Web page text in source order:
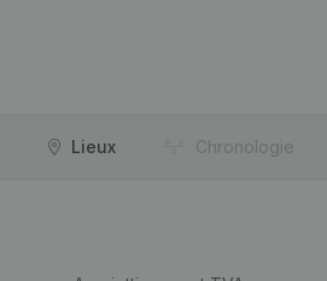
Lieux Chronologie